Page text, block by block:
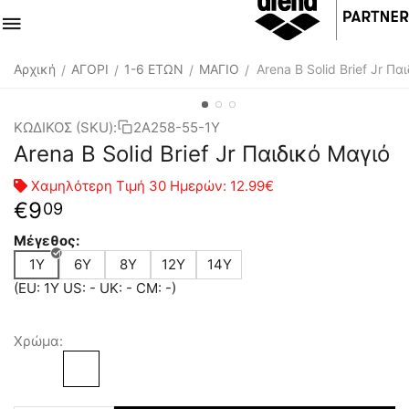
Αρχική / ΑΓΟΡΙ / 1-6 ΕΤΩΝ / ΜΑΓΙΟ / Arena B Solid Brief Jr
ΚΩΔΙΚΟΣ (SKU): 2A258-55-1Y
Arena B Solid Brief Jr Παιδικό Μαγιό
Χαμηλότερη Τιμή 30 Ημερών: 12.99€
€909
Μέγεθος:
1Y
6Y 8Y 12Y
14Y
(EU: 1Y US: - UK: - CM: -)
Χρώμα: